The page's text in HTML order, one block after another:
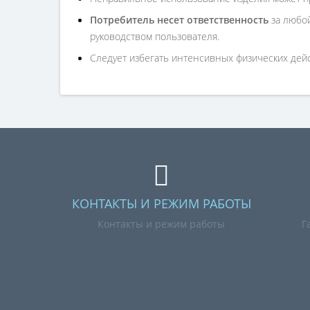
Потребитель несет ответственность за
руководством пользователя.
Следует избегать интенсивных физических
КОНТАКТЫ И РЕЖИМ РАБОТЫ
Контакты и режим работы